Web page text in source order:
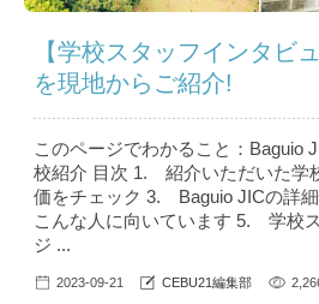
【学校スタッフインタビ
を現地からご紹介!
このページでわかること：Baguio
校紹介 目次 1. 紹介いただいた
価をチェック 3. Baguio JICの詳
こんな人に向いています 5. 学校
ジ ...
2023-09-21 CEBU21編集部